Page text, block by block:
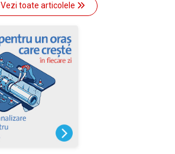
Vezi toate articolele